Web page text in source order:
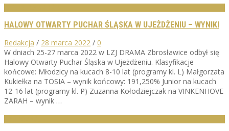
HALOWY OTWARTY PUCHAR ŚLĄSKA W UJEŻDŻENIU – WYNIKI
Redakcja / 28 marca 2022 / 0
W dniach 25-27 marca 2022 w LZJ DRAMA Zbrosławice odbył się
Halowy Otwarty Puchar Śląska w Ujeżdżeniu. Klasyfikacje
końcowe: Młodzicy na kucach 8-10 lat (programy kl. L) Małgorzata
Kukiełka na TOSIA – wynik końcowy: 191,250% Junior na kucach
12-16 lat (programy kl. P) Zuzanna Kołodziejczak na VINKENHOVE
ZARAH – wynik …